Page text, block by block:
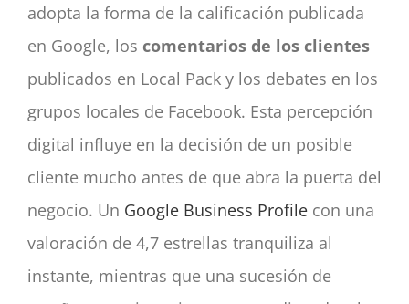
adopta la forma de la calificación publicada
en Google, los comentarios de los clientes
publicados en Local Pack y los debates en los
grupos locales de Facebook. Esta percepción
digital influye en la decisión de un posible
cliente mucho antes de que abra la puerta del
negocio. Un Google Business Profile con una
valoración de 4,7 estrellas tranquiliza al
instante, mientras que una sucesión de